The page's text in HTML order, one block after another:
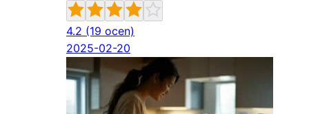
4.2 (19 ocen)
2025-02-20